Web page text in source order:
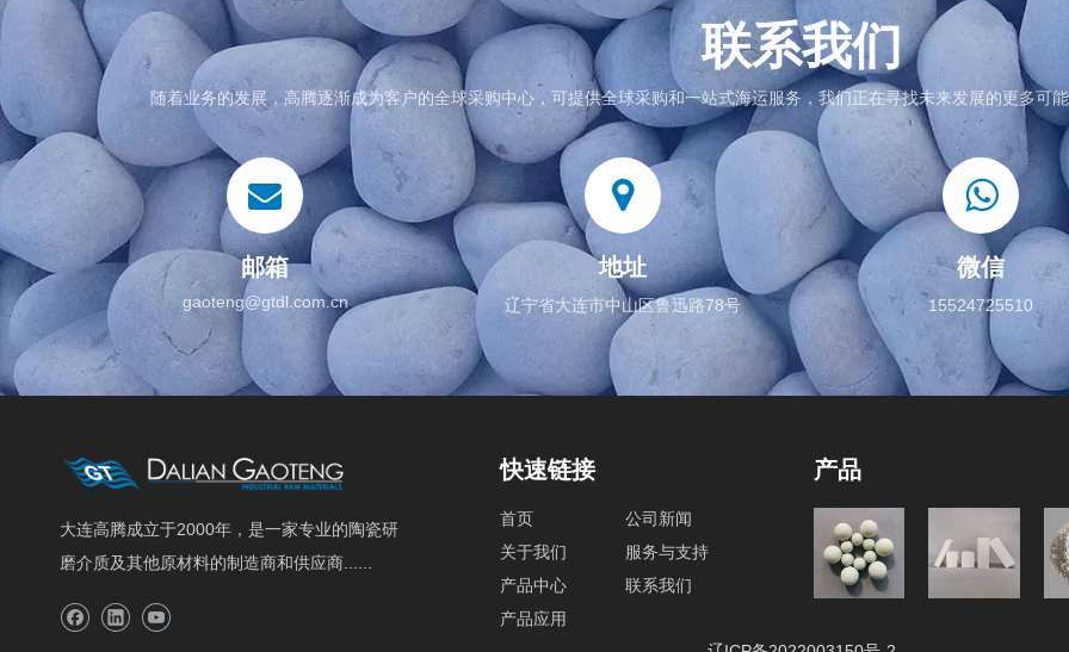
联系我们
随着业务的发展，高腾逐渐成为客户的全球采购中心，可提供全球采购和一站式海运服务，我们正在寻找未来发展的更多可
邮箱
gaoteng@gtdl.com.cn
地址
辽宁省大连市中山区鲁迅路78号
微信
15524725510
大连高腾成立于2000年，是一家专业的陶瓷研
磨介质及其他原材料的制造商和供应商......
快速链接
首页
关于我们
产品中心
产品应用
公司新闻
服务与支持
联系我们
产品
研磨介质
球磨机内
衬砖